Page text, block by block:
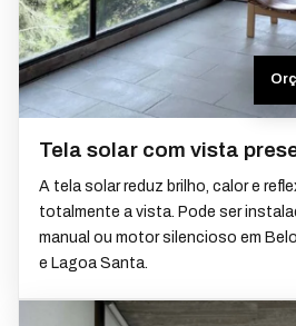
Tela solar com vista
A tela solar reduz brilho, calor e
totalmente a vista. Pode ser
manual ou motor silencioso em
e Lagoa Santa.